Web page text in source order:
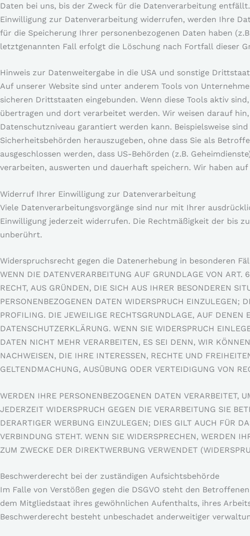
Daten bei uns, bis der Zweck für die Datenverarbeitung
Einwilligung zur Datenverarbeitung widerrufen, werden Ihre
für die Speicherung Ihrer personenbezogenen Daten haben
letztgenannten Fall erfolgt die Löschung nach Fortfall dieser
Hinweis zur Datenweitergabe in die USA und sonstige
Auf unserer Website sind unter anderem Tools von
sicheren Drittstaaten eingebunden. Wenn diese Tools aktiv
übertragen und dort verarbeitet werden. Wir weisen darauf
Datenschutzniveau garantiert werden kann. Beispielsweise
Sicherheitsbehörden herauszugeben, ohne dass Sie als
ausgeschlossen werden, dass US-Behörden (z.B.
verarbeiten, auswerten und dauerhaft speichern. Wir haben
Widerruf Ihrer Einwilligung zur Datenverarbeitung
Viele Datenverarbeitungsvorgänge sind nur mit Ihrer
Einwilligung jederzeit widerrufen. Die Rechtmäßigkeit der bis
unberührt.
Widerspruchsrecht gegen die Datenerhebung in besonderen
WENN DIE DATENVERARBEITUNG AUF GRUNDLAGE VON
RECHT, AUS GRÜNDEN, DIE SICH AUS IHRER BESONDEREN
PERSONENBEZOGENEN DATEN WIDERSPRUCH EINZULEGEN;
PROFILING. DIE JEWEILIGE RECHTSGRUNDLAGE, AUF DENEN
DATENSCHUTZERKLÄRUNG. WENN SIE WIDERSPRUCH
DATEN NICHT MEHR VERARBEITEN, ES SEI DENN, WIR
NACHWEISEN, DIE IHRE INTERESSEN, RECHTE UND
GELTENDMACHUNG, AUSÜBUNG ODER VERTEIDIGUNG VON
WERDEN IHRE PERSONENBEZOGENEN DATEN VERARBEITET,
JEDERZEIT WIDERSPRUCH GEGEN DIE VERARBEITUNG SIE
DERARTIGER WERBUNG EINZULEGEN; DIES GILT AUCH FÜR
VERBINDUNG STEHT. WENN SIE WIDERSPRECHEN, WERDEN
ZUM ZWECKE DER DIREKTWERBUNG VERWENDET
Beschwerde­recht bei der zuständigen Aufsichts­behörde
Im Falle von Verstößen gegen die DSGVO steht den
dem Mitgliedstaat ihres gewöhnlichen Aufenthalts, ihres
Beschwerderecht besteht unbeschadet anderweitiger